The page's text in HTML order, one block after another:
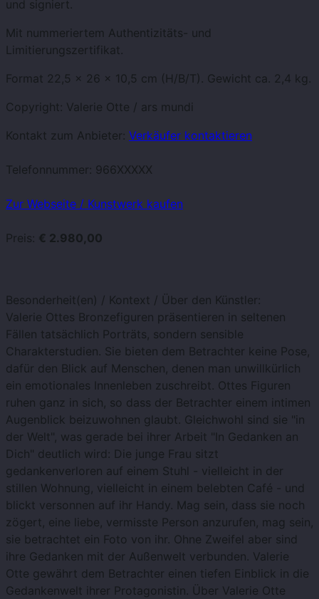
und signiert.
Mit nummeriertem Authentizitäts- und
Limitierungszertifikat.
Format 22,5 x 26 x 10,5 cm (H/B/T). Gewicht ca. 2,4 kg.
Copyright: Valerie Otte / ars mundi
Kontakt zum Anbieter: Verkäufer kontaktieren
Telefonnummer: 966XXXXX
Zur Webseite / Kunstwerk kaufen
Preis: € 2.980,00
Besonderheit(en) / Kontext / Über den Künstler:
Valerie Ottes Bronzefiguren präsentieren in seltenen
Fällen tatsächlich Porträts, sondern sensible
Charakterstudien. Sie bieten dem Betrachter keine Pose,
dafür den Blick auf Menschen, denen man unwillkürlich
ein emotionales Innenleben zuschreibt. Ottes Figuren
ruhen ganz in sich, so dass der Betrachter einem intimen
Augenblick beizuwohnen glaubt. Gleichwohl sind sie "in
der Welt", was gerade bei ihrer Arbeit "In Gedanken an
Dich" deutlich wird: Die junge Frau sitzt
gedankenverloren auf einem Stuhl - vielleicht in der
stillen Wohnung, vielleicht in einem belebten Café - und
blickt versonnen auf ihr Handy. Mag sein, dass sie noch
zögert, eine liebe, vermisste Person anzurufen, mag sein,
sie betrachtet ein Foto von ihr. Ohne Zweifel aber sind
ihre Gedanken mit der Außenwelt verbunden. Valerie
Otte gewährt dem Betrachter einen tiefen Einblick in die
Gedankenwelt ihrer Protagonistin. Über Valerie Otte